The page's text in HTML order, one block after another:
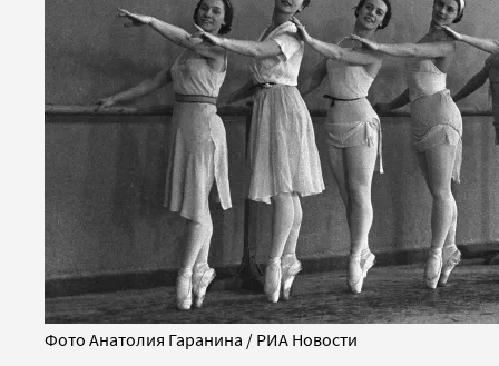
Фото Анатолия Гаранина / РИА Новости